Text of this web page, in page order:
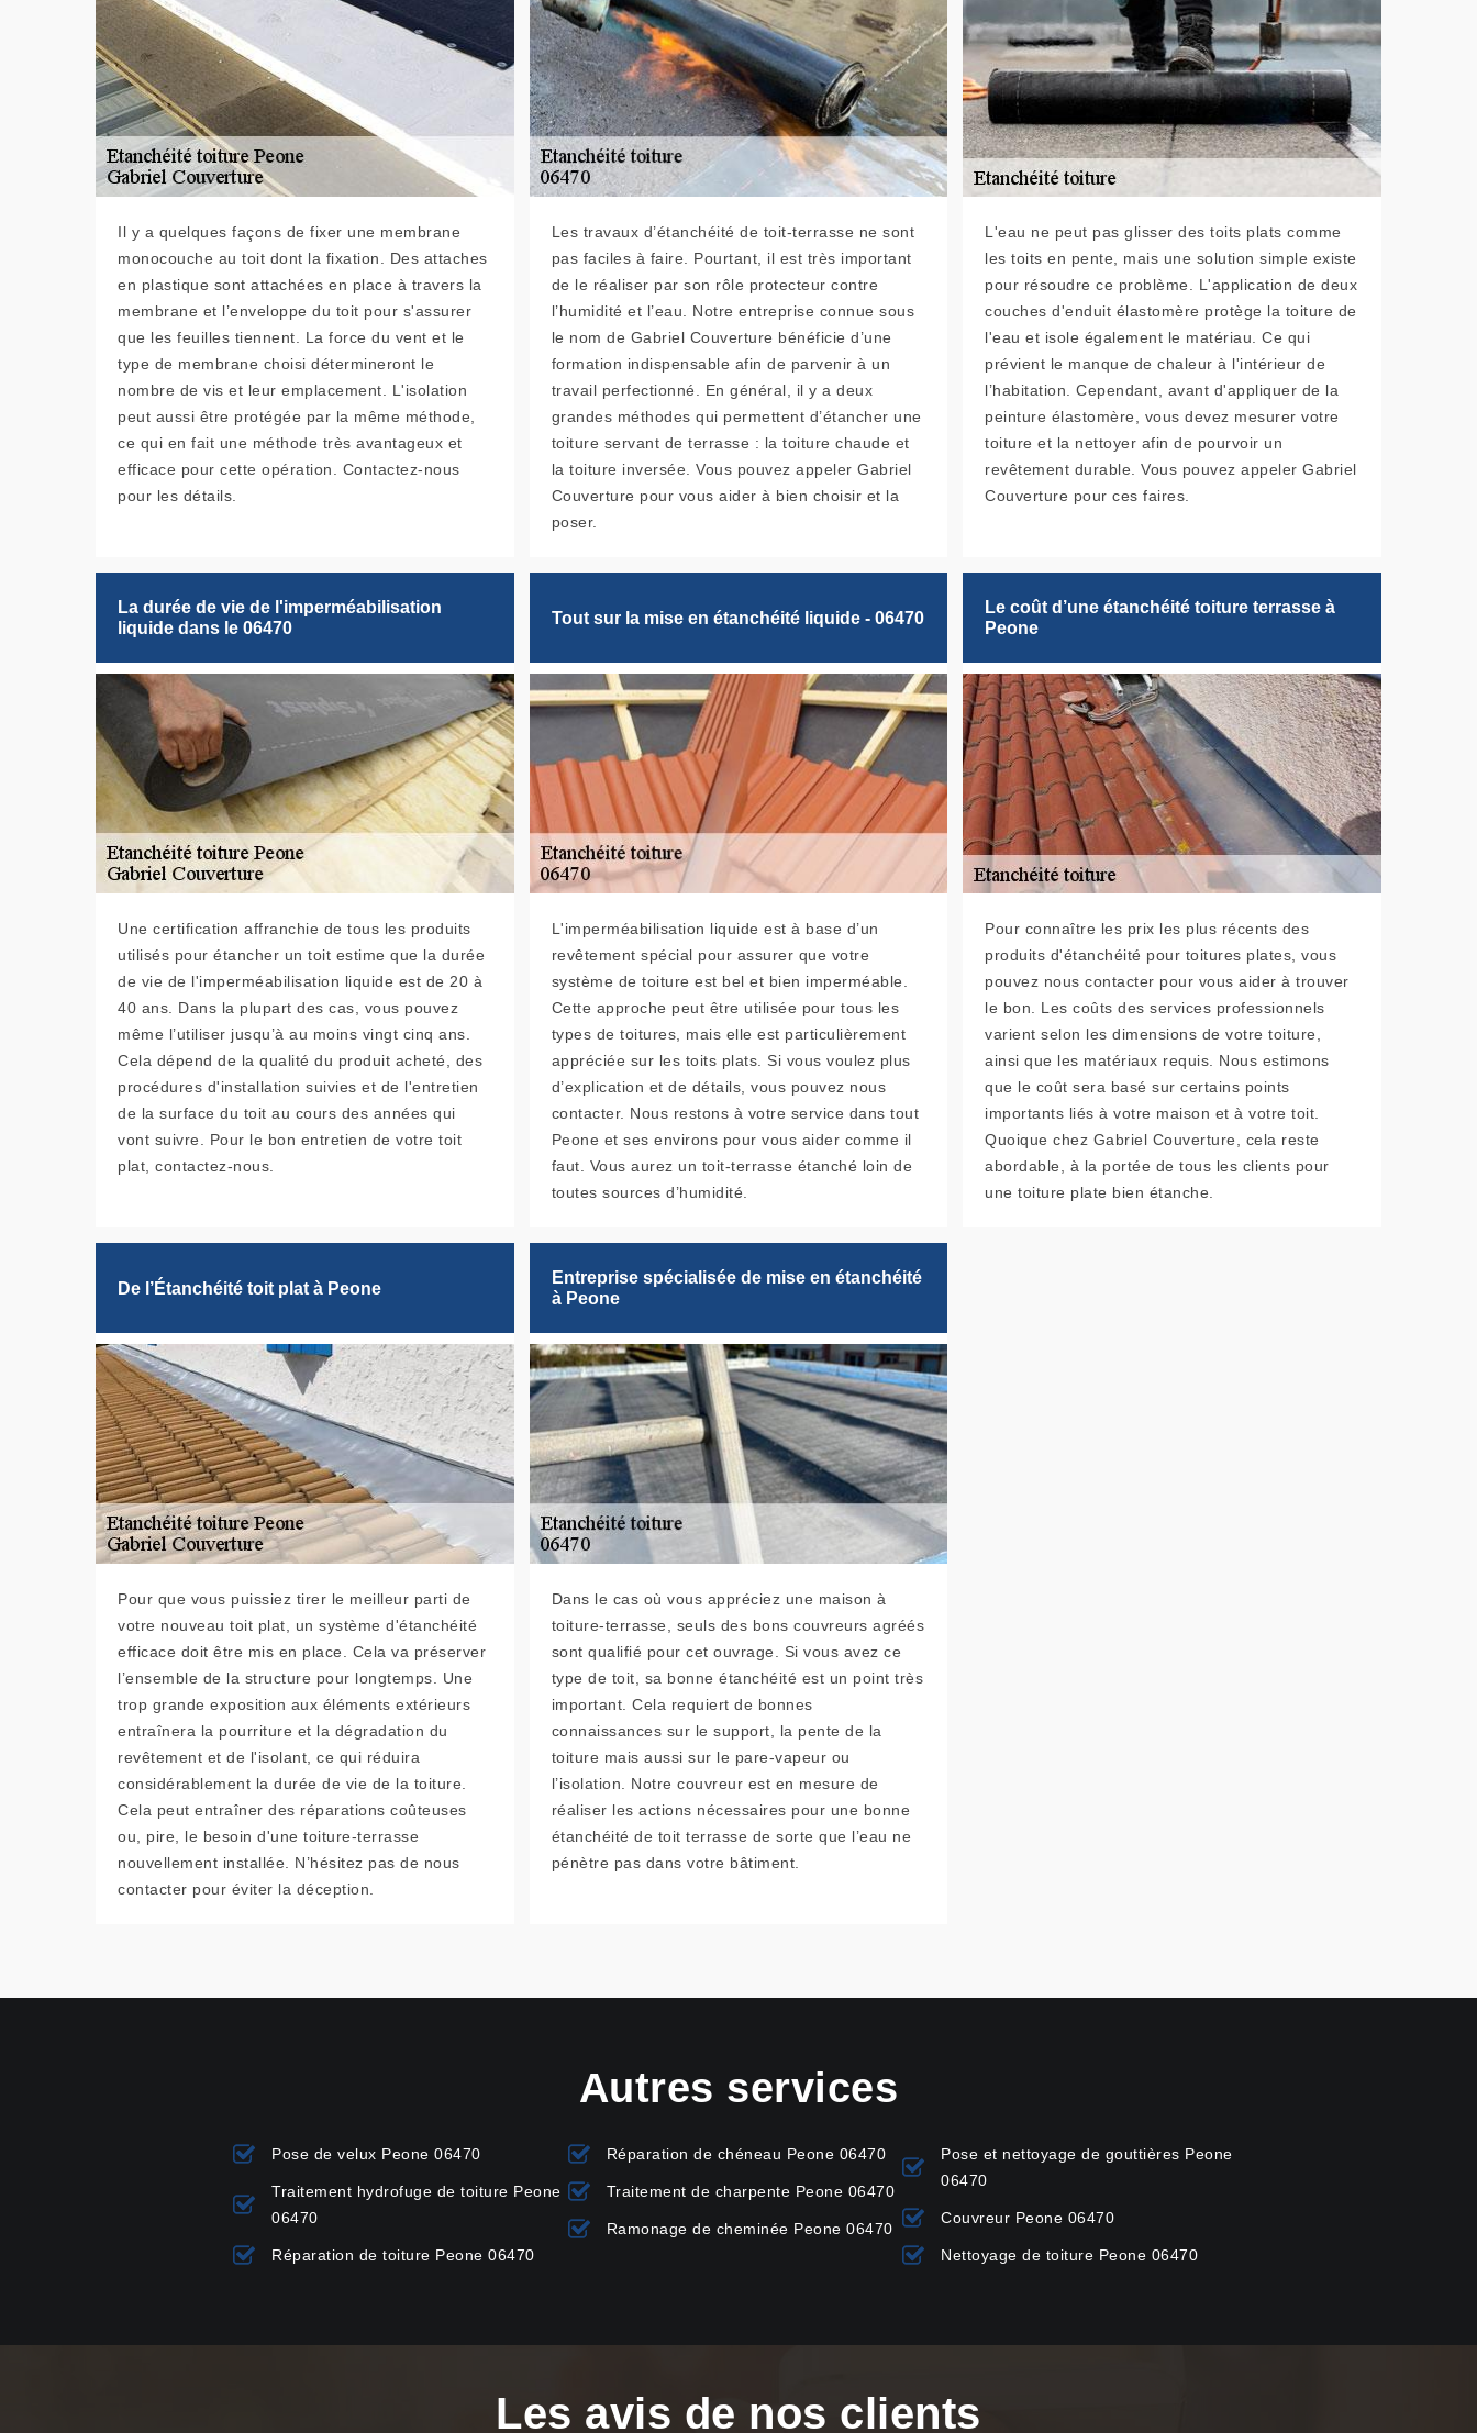
Il y a quelques façons de fixer une membrane
monocouche au toit dont la fixation. Des attaches
en plastique sont attachées en place à travers la
membrane et l’enveloppe du toit pour s'assurer
que les feuilles tiennent. La force du vent et le
type de membrane choisi détermineront le
nombre de vis et leur emplacement. L'isolation
peut aussi être protégée par la même méthode,
ce qui en fait une méthode très avantageux et
efficace pour cette opération. Contactez-nous
pour les détails.
Les travaux d’étanchéité de toit-terrasse ne sont
pas faciles à faire. Pourtant, il est très important
de le réaliser par son rôle protecteur contre
l’humidité et l’eau. Notre entreprise connue sous
le nom de Gabriel Couverture bénéficie d’une
formation indispensable afin de parvenir à un
travail perfectionné. En général, il y a deux
grandes méthodes qui permettent d’étancher une
toiture servant de terrasse : la toiture chaude et
la toiture inversée. Vous pouvez appeler Gabriel
Couverture pour vous aider à bien choisir et la
poser.
L'eau ne peut pas glisser des toits plats comme
les toits en pente, mais une solution simple existe
pour résoudre ce problème. L'application de deux
couches d'enduit élastomère protège la toiture de
l'eau et isole également le matériau. Ce qui
prévient le manque de chaleur à l'intérieur de
l’habitation. Cependant, avant d'appliquer de la
peinture élastomère, vous devez mesurer votre
toiture et la nettoyer afin de pourvoir un
revêtement durable. Vous pouvez appeler Gabriel
Couverture pour ces faires.
La durée de vie de l'imperméabilisation
liquide dans le 06470
Une certification affranchie de tous les produits
utilisés pour étancher un toit estime que la durée
de vie de l'imperméabilisation liquide est de 20 à
40 ans. Dans la plupart des cas, vous pouvez
même l’utiliser jusqu’à au moins vingt cinq ans.
Cela dépend de la qualité du produit acheté, des
procédures d'installation suivies et de l'entretien
de la surface du toit au cours des années qui
vont suivre. Pour le bon entretien de votre toit
plat, contactez-nous.
Tout sur la mise en étanchéité liquide - 06470
L'imperméabilisation liquide est à base d’un
revêtement spécial pour assurer que votre
système de toiture est bel et bien imperméable.
Cette approche peut être utilisée pour tous les
types de toitures, mais elle est particulièrement
appréciée sur les toits plats. Si vous voulez plus
d’explication et de détails, vous pouvez nous
contacter. Nous restons à votre service dans tout
Peone et ses environs pour vous aider comme il
faut. Vous aurez un toit-terrasse étanché loin de
toutes sources d’humidité.
Le coût d’une étanchéité toiture terrasse à
Peone
Pour connaître les prix les plus récents des
produits d'étanchéité pour toitures plates, vous
pouvez nous contacter pour vous aider à trouver
le bon. Les coûts des services professionnels
varient selon les dimensions de votre toiture,
ainsi que les matériaux requis. Nous estimons
que le coût sera basé sur certains points
importants liés à votre maison et à votre toit.
Quoique chez Gabriel Couverture, cela reste
abordable, à la portée de tous les clients pour
une toiture plate bien étanche.
De l’Étanchéité toit plat à Peone
Pour que vous puissiez tirer le meilleur parti de
votre nouveau toit plat, un système d'étanchéité
efficace doit être mis en place. Cela va préserver
l’ensemble de la structure pour longtemps. Une
trop grande exposition aux éléments extérieurs
entraînera la pourriture et la dégradation du
revêtement et de l'isolant, ce qui réduira
considérablement la durée de vie de la toiture.
Cela peut entraîner des réparations coûteuses
ou, pire, le besoin d'une toiture-terrasse
nouvellement installée. N’hésitez pas de nous
contacter pour éviter la déception.
Entreprise spécialisée de mise en étanchéité
à Peone
Dans le cas où vous appréciez une maison à
toiture-terrasse, seuls des bons couvreurs agréés
sont qualifié pour cet ouvrage. Si vous avez ce
type de toit, sa bonne étanchéité est un point très
important. Cela requiert de bonnes
connaissances sur le support, la pente de la
toiture mais aussi sur le pare-vapeur ou
l’isolation. Notre couvreur est en mesure de
réaliser les actions nécessaires pour une bonne
étanchéité de toit terrasse de sorte que l’eau ne
pénètre pas dans votre bâtiment.
Autres services
Pose de velux Peone 06470
Traitement hydrofuge de toiture Peone
06470
Réparation de toiture Peone 06470
Réparation de chéneau Peone 06470
Traitement de charpente Peone 06470
Ramonage de cheminée Peone 06470
Pose et nettoyage de gouttières Peone
06470
Couvreur Peone 06470
Nettoyage de toiture Peone 06470
Les avis de nos clients